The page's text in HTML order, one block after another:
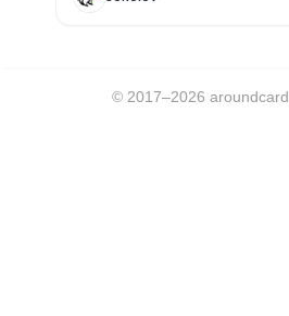
© 2017–2026 aroundcard